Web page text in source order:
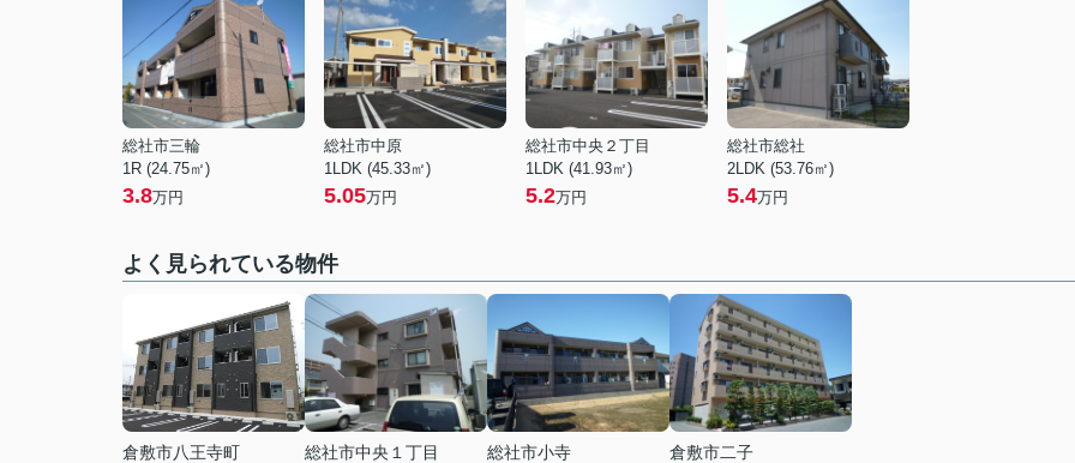
総社市三輪
1R (24.75㎡)
3.8万円
総社市中原
1LDK (45.33㎡)
5.05万円
総社市中央２丁目
1LDK (41.93㎡)
5.2万円
総社市総社
2LDK (53.76㎡)
5.4万円
よく見られている物件
倉敷市八王寺町
総社市中央１丁目
総社市小寺
倉敷市二子